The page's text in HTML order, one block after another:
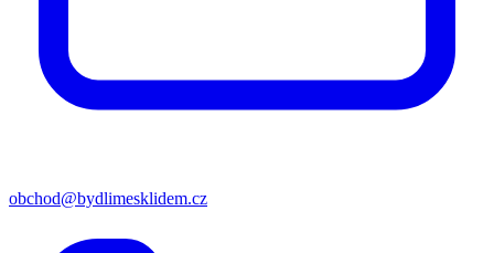
obchod@bydlimesklidem.cz